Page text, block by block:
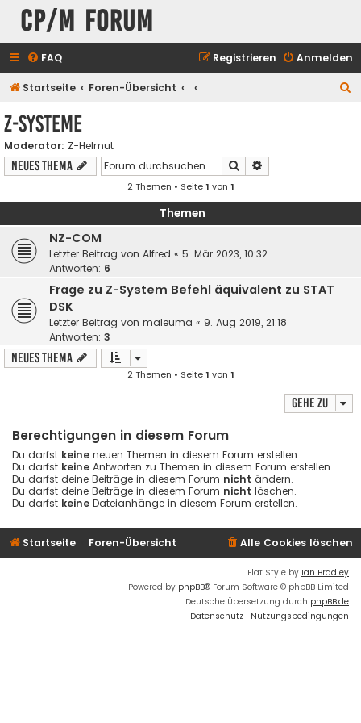
CP/M Forum
FAQ Anmelden
Registrieren
Startseite Foren-Übersicht
Z-Systeme
Moderator: Z-Helmut
Neues Thema Suche
2 Themen • Seite1 von 1
Themen
NZ-COM
Letzter Beitrag von Alfred « 5. Mär 2023, 10:32
Antworten: 6
Frage zu Z-System Befehl äquivalent zu STAT
DSK
Letzter Beitrag von maleuma « 9. Aug 2019, 21:18
Antworten: 3
Neues Thema
2 Themen • Seite1 von 1
Gehe zu
Berechtigungen in diesem Forum
Du darfst keine neuen Themen in diesem Forum erstellen.
Du darfst keine Antworten zu Themen in diesem Forum erstellen.
Du darfst deine Beiträge in diesem Forum nicht ändern.
Du darfst deine Beiträge in diesem Forum nicht löschen.
Du darfst keine Dateianhänge in diesem Forum erstellen.
Startseite Foren-Übersicht Alle Cookies löschen
Flat Style by Ian Bradley
Powered by phpBB® Forum Software © phpBB Limited
Deutsche Übersetzung durch phpBB.de
Datenschutz | Nutzungsbedingungen